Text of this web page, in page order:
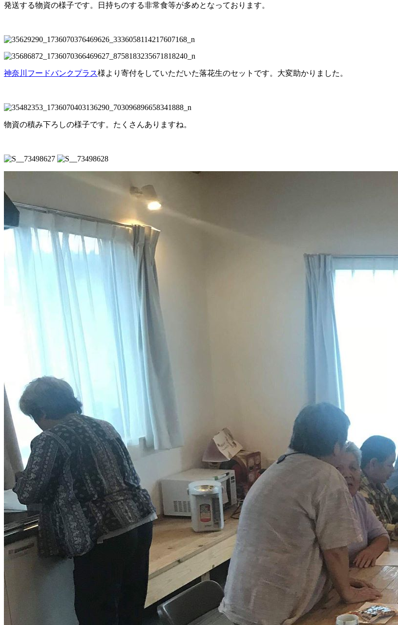
発送する物資の様子です。日持ちのする非常食等が多めとなっております。
神奈川フードバンクプラス様より寄付をしていただいた落花生のセットです。大変助かりました。
物資の積み下ろしの様子です。たくさんありますね。